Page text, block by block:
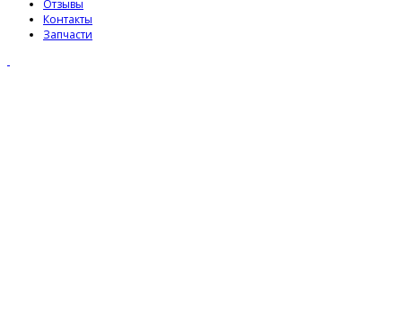
Отзывы
Контакты
Запчасти